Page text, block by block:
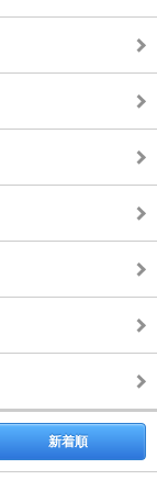
新着順